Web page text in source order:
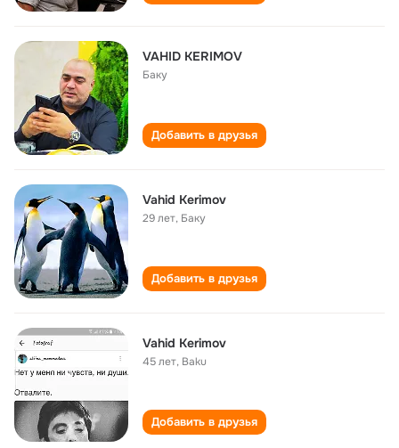
VAHID KERIMOV
Баку
Добавить в друзья
Vahid Kerimov
29 лет, Баку
Добавить в друзья
Vahid Kerimov
45 лет, Baku
Добавить в друзья